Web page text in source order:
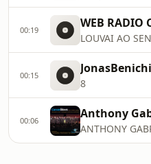
00:19 WEB RADIO
LOUVAI AO
00:15
8
00:06 Anthony
ANTHONY